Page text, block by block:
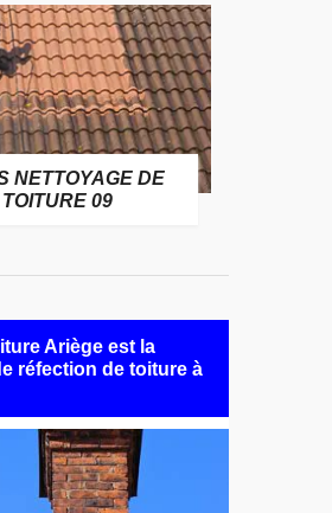
NETTOYAGE DE
TOITURE 09
Ariège est la
réfection de toiture à